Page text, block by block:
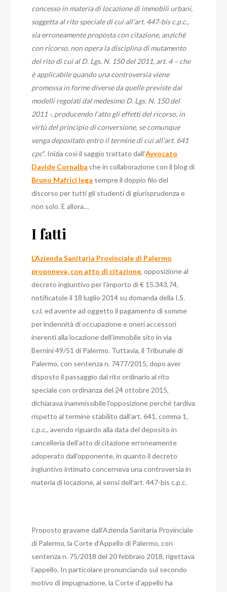
concesso in materia di locazione di immobili urbani,
soggetta al rito speciale di cui all’art. 447-bis c.p.c.,
sia erroneamente proposta con citazione, anziché
con ricorso, non opera la disciplina di mutamento
del rito di cui al D. Lgs. N. 150 del 2011, art. 4 – che
è applicabile quando una controversia viene
promossa in forme diverse da quelle previste dai
modelli regolati dal medesimo D. Lgs. N. 150 del
2011 -, producendo l’atto gli effetti del ricorso, in
virtù del principio di conversione, se comunque
venga depositato entro il termine di cui all’art. 641
cpc”. Inizia così il saggio trattato dall’Avvocato
Davide Cornalba che in collaborazione con il blog di
Bruno Mafrici lega sempre il doppio filo del
discorso per tutti gli studenti di giurisprudenza e
non solo. E allora…
I fatti
L’Azienda Sanitaria Provinciale di Palermo
proponeva, con atto di citazione, opposizione al
decreto ingiuntivo per l’importo di € 15.343,74,
notificatole il 18 luglio 2014 su domanda della I.S.
s.r.l. ed avente ad oggetto il pagamento di somme
per indennità di occupazione e oneri accessori
inerenti alla locazione dell’immobile sito in via
Bernini 49/51 di Palermo. Tuttavia, il Tribunale di
Palermo, con sentenza n. 7477/2015, dopo aver
disposto il passaggio dal rito ordinario al rito
speciale con ordinanza del 24 ottobre 2015,
dichiarava inammissibile l’opposizione perché tardiva
rispetto al termine stabilito dall’art. 641, comma 1,
c.p.c., avendo riguardo alla data del deposito in
cancelleria dell’atto di citazione erroneamente
adoperato dall’opponente, in quanto il decreto
ingiuntivo intimato concerneva una controversia in
materia di locazione, ai sensi dell’art. 447-bis c.p.c.
Proposto gravame dall’Azienda Sanitaria Provinciale
di Palermo, la Corte d’Appello di Palermo, con
sentenza n. 75/2018 del 20 febbraio 2018, rigettava
l’appello. In particolare pronunciando sul secondo
motivo dì impugnazione, la Corte d’appello ha